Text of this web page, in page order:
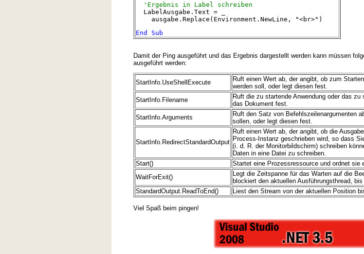
'Ergebnis in Label schreiben
LabelAusgabe.Text = _
ausgabe.Replace(Environment.NewLine, "<br>")
End
Sub
Damit der Ping ausgeführt und das Ergebnis dargestellt werden kann müssen
ausgeführt werden:
StartInfo.UseShellExecute
Ruft einen Wert ab, der angibt, ob zum
werden soll, oder legt diesen fest.
StartInfo.Filename
Ruft die zu startende Anwendung oder das
das Dokument fest.
StartInfo.Arguments
Ruft den Satz von Befehlszeilenargumenten
sollen, oder legt diesen fest.
StartInfo.RedirectStandardOutput
Ruft einen Wert ab, der angibt, ob die
Process-Instanz geschrieben wird, so dass
(i. d. R. der Monitorbildschirm) schreiben
Daten in eine Datei zu schreiben.
Start()
Startet eine Prozessressource und ordnet sie
WaitForExit()
Legt die Zeitspanne für das Warten auf die
blockiert den aktuellen Ausführungsthread,
StandardOutput.ReadToEnd()
Liest den Stream von der aktuellen Position
Viel Spaß beim pingen!